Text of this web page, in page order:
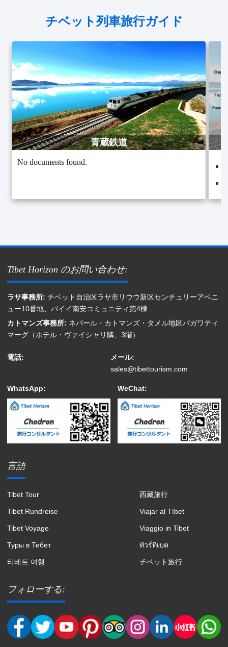
チベット列車旅行ガイド
青蔵鉄道
No documents found.
Tibet Horizon のお問い合わせ:
ラサ事務所: チベット自治区ラサ市リウウ新区センチュリーアベニ
ュー10番地、バイイ南安コミュニティ第4棟
カトマンズ事務所: ネパール・カトマンズ・タメル地区バガワティ
マーグ（ホテル・ヴァイシャリ隣、3階）
電話:
メール:
sales@tibettourism.com
WhatsApp: WeChat:
言語
Tibet Tour 西藏旅行
Tibet Rundreise Viajar al Tíbet
Tibet Voyage Viaggio in Tibet
Туры в Тибет ทัวร์ทิเบต
티베트 여행 チベット旅行
フォローする: